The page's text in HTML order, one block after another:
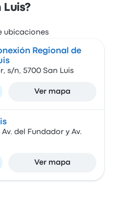
Luis?
Regional de
s/n, 5700 San Luis
Ver mapa
del Fundador y Av.
Ver mapa